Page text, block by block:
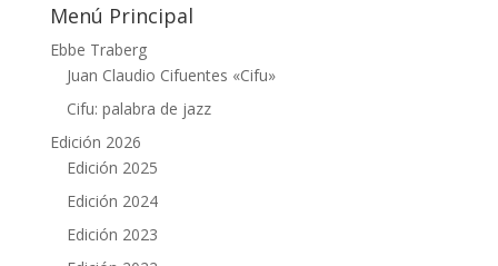
Menú Principal
Ebbe Traberg
Juan Claudio Cifuentes «Cifu»
Cifu: palabra de jazz
Edición 2026
Edición 2025
Edición 2024
Edición 2023